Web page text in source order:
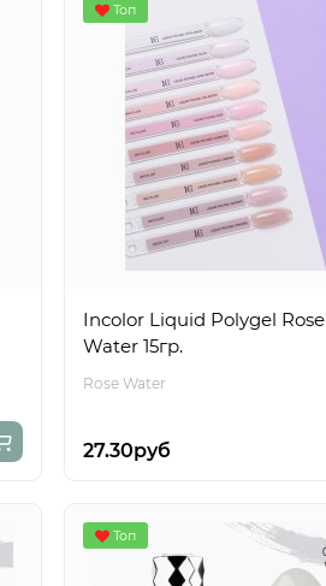
Топ
Incolor Liquid Polygel Rose
Water 15гр.
Rose Water
27.30руб
Топ